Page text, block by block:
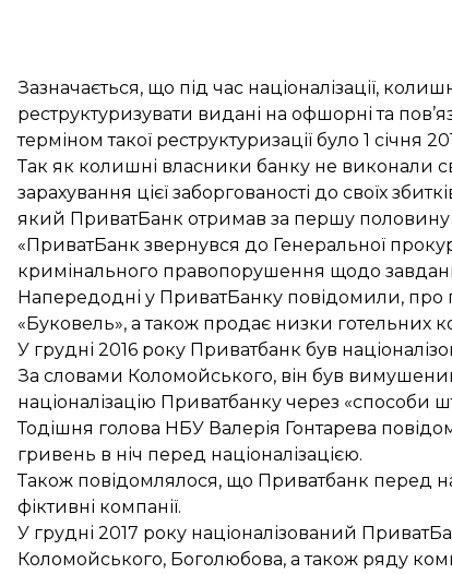
Зазначається, що під час націоналізації,
реструктуризувати видані на офшорні та
терміном такої реструктуризації було 1 січня
Так як колишні власники банку не виконали
зарахування цієї заборгованості до своїх
який ПриватБанк отримав за першу половину
«ПриватБанк звернувся до Генеральної
кримінального правопорушення щодо
Напередодні у ПриватБанку повідомили, про
«Буковель», а також продає низки готельних
У грудні 2016 року Приватбанк був
За словами Коломойського, він був
націоналізацію Приватбанку через «способи
Тодішня голова НБУ Валерія Гонтарева
гривень в ніч перед націоналізацією.
Також повідомлялося, що Приватбанк перед
фіктивні компанії.
У грудні 2017 року націоналізований
Коломойського, Боголюбова, а також ряду